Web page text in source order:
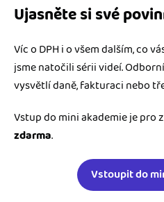
Ujasněte si své
Víc o DPH i o všem dalším, co
jsme natočili sérii videí.
vysvětlí daně, fakturaci nebo
Vstup do mini akademie je pro
zdarma.
Vstoupit do